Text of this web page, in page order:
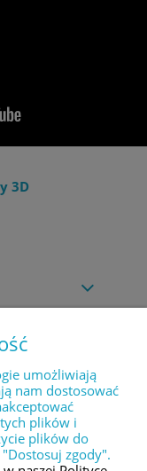
3D
umożliwiają
nam dostosować
plików i
plików do
zgody".